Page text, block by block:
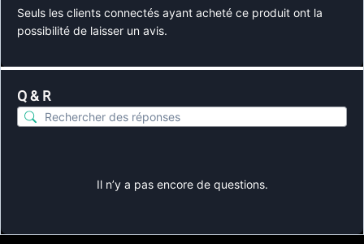
Seuls les clients connectés ayant acheté ce produit ont la
possibilité de laisser un avis.
Q & R
Il n’y a pas encore de questions.